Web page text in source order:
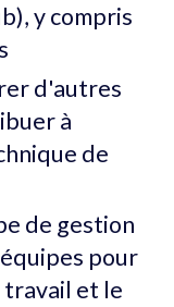
y compris
d'autres
à
de
de gestion
pour
et le